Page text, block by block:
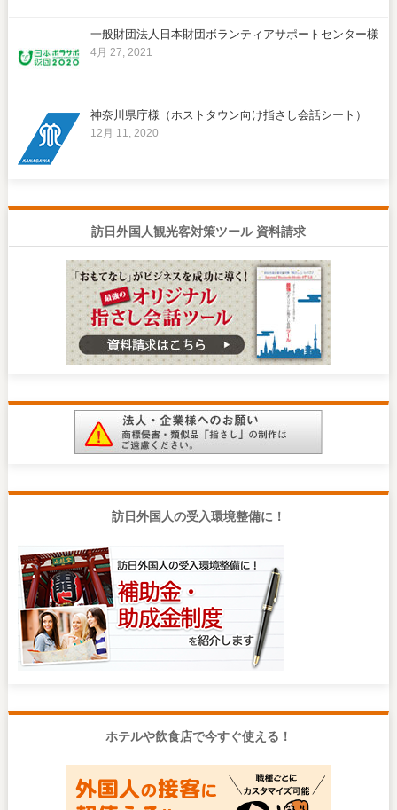
一般財団法人日本財団ボランティアサポートセンター様
4月 27, 2021
神奈川県庁様（ホストタウン向け指さし会話シート）
12月 11, 2020
訪日外国人観光客対策ツール 資料請求
訪日外国人の受入環境整備に！
ホテルや飲食店で今すぐ使える！